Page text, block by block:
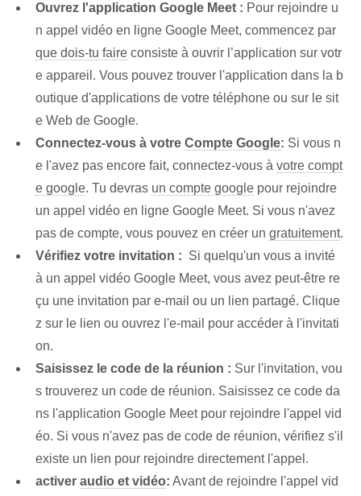
Ouvrez l'application Google Meet : Pour rejoindre u
n appel vidéo en ligne Google Meet, commencez par
que dois-tu faire consiste à ouvrir⁤ l’application sur ‌votr
e appareil. Vous pouvez trouver l'application dans la b
outique d'applications de votre téléphone ou sur le sit
e Web de Google.
Connectez-vous à votre Compte Google: Si vous n
e l'avez pas encore fait, connectez-vous à votre compt
e google. Tu devras un compte google pour rejoindre
un appel vidéo en ligne Google Meet. Si vous n'avez
pas de compte, vous pouvez en créer un gratuitement.
Vérifiez votre invitation : ​ Si quelqu'un vous a invité
à un appel vidéo Google Meet, vous avez peut-être re
çu une invitation par e-mail ou un lien partagé. Clique
z sur le lien ou ouvrez l'e-mail pour accéder à l'invitati
on.
Saisissez le code de la réunion : Sur l'invitation, vou
s trouverez un code de réunion. Saisissez ce code da
ns l'application Google Meet pour rejoindre l'appel vid
éo. Si vous n'avez pas de code de réunion, vérifiez s'il
existe un lien pour rejoindre directement l'appel.
activer audio et vidéo: Avant de rejoindre l'appel vid